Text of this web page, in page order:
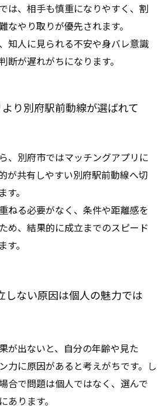
は、相手も慎重になりやすく、割
なやり取りが優先されます。
知人に見られる不安や身バレ意識
断が遅れがちになります。
り別府駅前動線が選ばれて
、別府市ではマッチングアプリに
が共有しやすい別府駅前動線へ切
。
ねる必要がなく、条件や距離感を
め、結果的に成立までのスピード
。
しない原因は個人の魅力では
が出ないと、自分の年齢や見た
力に原因があると考えがちです。し
合で問題は個人ではなく、選んで
あります。